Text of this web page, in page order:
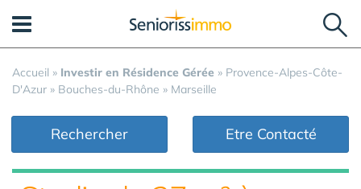
Accueil » Investir en Résidence Gérée » Provence-Alpes-Côte-
D'Azur » Bouches-du-Rhône » Marseille
Rechercher Etre Contacté